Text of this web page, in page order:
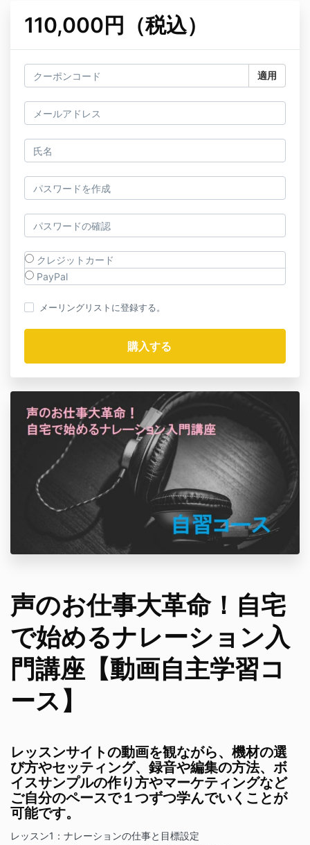
110,000円（税込）
適用
クレジットカード
PayPal
メーリングリストに登録する。
声のお仕事大革命！自宅
で始めるナレーション入
門講座【動画自主学習コ
ース】
レッスンサイトの動画を観ながら、機材の選
び方やセッティング、録音や編集の方法、ボ
イスサンプルの作り方やマーケティングなど
ご自分のペースで１つずつ学んでいくことが
可能です。
レッスン1：ナレーションの仕事と目標設定